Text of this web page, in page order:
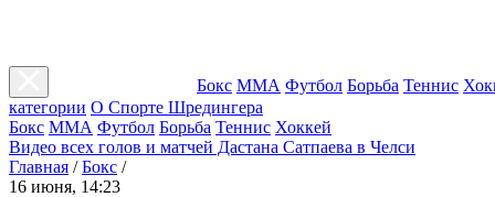
Бокс ММА Футбол Борьба Теннис
категории О Спорте Шредингера
Бокс ММА Футбол Борьба Теннис Хоккей
Видео всех голов и матчей Дастана Сатпаева в Челси
Главная / Бокс /
16 июня, 14:23